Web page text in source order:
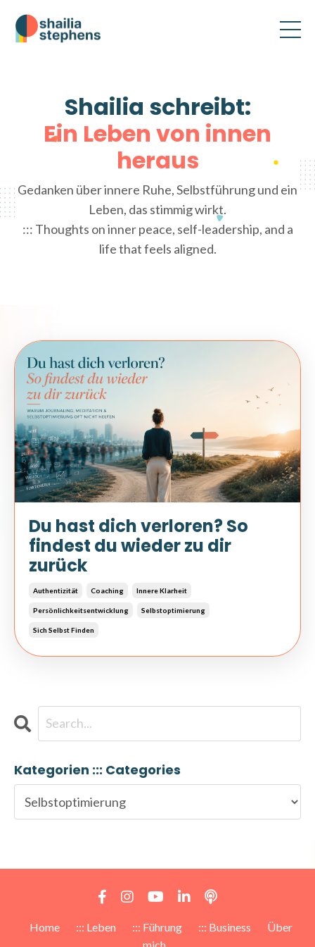
Shailia schreibt:
Ein Leben von innen
heraus
Gedanken über innere Ruhe, Selbstführung und ein
Leben, das stimmig wirkt.
::: Thoughts on inner peace, self-leadership, and a
life that feels aligned.
Du hast dich verloren? So
findest du wieder zu dir
zurück
Authentizität Coaching Innere Klarheit
Persönlichkeitsentwicklung Selbstoptimierung
Sich Selbst Finden
Kategorien ::: Categories
Home ::: Leben ::: Führung ::: Business
Über
mich